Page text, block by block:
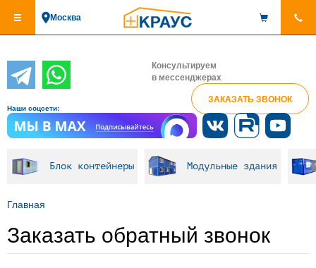
основному
Москва
Консультируем
в мессенджерах
ЗАКАЗАТЬ ЗВОНОК
Наши соцсети:
Блок контейнеры Модульные здания
Главная
Заказать обратный звонок